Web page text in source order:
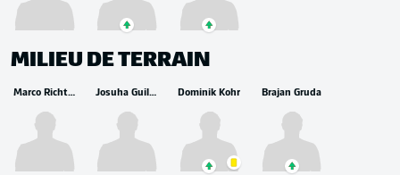
MILIEU DE TERRAIN
Marco Richter Josuha Guilavogui Dominik Kohr Brajan Gruda